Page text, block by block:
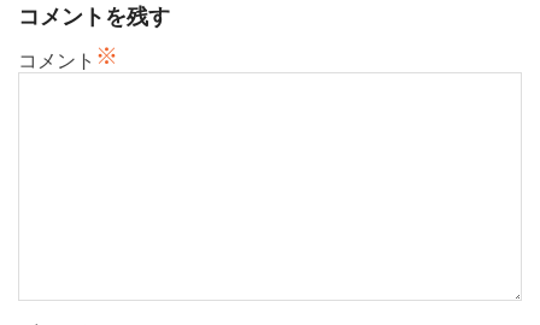
ン
コメントを残す
コメント ※